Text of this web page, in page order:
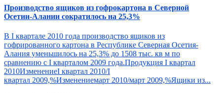
Производство ящиков из гофрокартона в Северной
Осетии-Алании сократилось на 25,3%
В I квартале 2010 года производство ящиков из
гофрированного картона в Республике Северная Осетия-
Алания уменьшилось на 25,3% до 1508 тыс. кв м по
сравнению с I кварталом 2009 года.Продукция I квартал
2010ИзменениеI квартал 2010/I
квартал 2009,%Изменениемарт 2010/март 2009,%Ящики из...